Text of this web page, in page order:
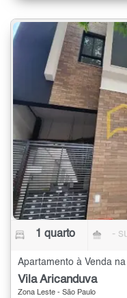
1 quarto -
Apartamento à Venda
Vila Aricanduva
Zona Leste - São Paulo